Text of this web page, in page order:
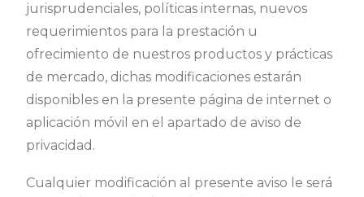
jurisprudenciales, políticas internas, nuevos
requerimientos para la prestación u
ofrecimiento de nuestros productos y prácticas
de mercado, dichas modificaciones estarán
disponibles en la presente página de internet o
aplicación móvil en el apartado de aviso de
privacidad.
Cualquier modificación al presente aviso le será